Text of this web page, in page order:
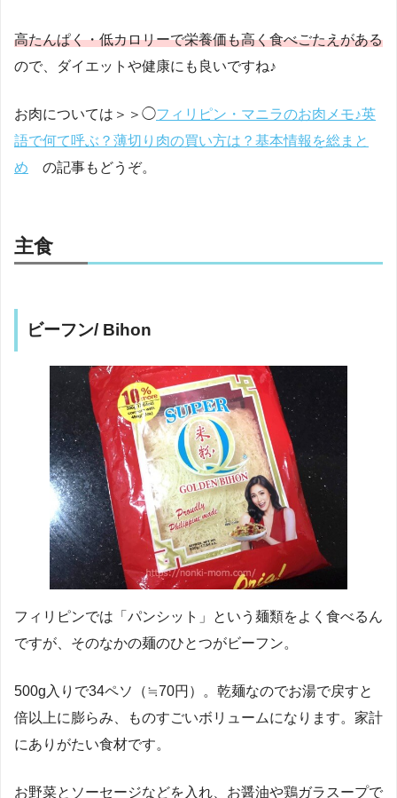
高たんぱく・低カロリーで栄養価も高く食べごたえがある
ので、ダイエットや健康にも良いですね♪
お肉については＞＞◯フィリピン・マニラのお肉メモ♪英
語で何て呼ぶ？薄切り肉の買い方は？基本情報を総まと
め の記事もどうぞ。
主食
ビーフン/ Bihon
フィリピンでは「パンシット」という麺類をよく食べるん
ですが、そのなかの麺のひとつがビーフン。
500g入りで34ペソ（≒70円）。乾麺なのでお湯で戻すと
倍以上に膨らみ、ものすごいボリュームになります。家計
にありがたい食材です。
お野菜とソーセージなどを入れ、お醤油や鶏ガラスープで